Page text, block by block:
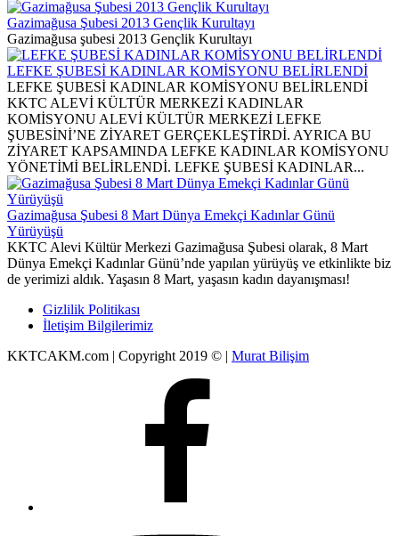
Gazimağusa Şubesi 2013 Gençlik Kurultayı
Gazimağusa şubesi 2013 Gençlik Kurultayı
LEFKE ŞUBESİ KADINLAR KOMİSYONU BELİRLENDİ
LEFKE ŞUBESİ KADINLAR KOMİSYONU BELİRLENDİ
KKTC ALEVİ KÜLTÜR MERKEZİ KADINLAR
KOMİSYONU ALEVİ KÜLTÜR MERKEZİ LEFKE
ŞUBESİNİ’NE ZİYARET GERÇEKLEŞTİRDİ. AYRICA BU
ZİYARET KAPSAMINDA LEFKE KADINLAR KOMİSYONU
YÖNETİMİ BELİRLENDİ. LEFKE ŞUBESİ KADINLAR...
Gazimağusa Şubesi 8 Mart Dünya Emekçi Kadınlar Günü
Yürüyüşü
KKTC Alevi Kültür Merkezi Gazimağusa Şubesi olarak, 8 Mart
Dünya Emekçi Kadınlar Günü’nde yapılan yürüyüş ve etkinlikte biz
de yerimizi aldık. Yaşasın 8 Mart, yaşasın kadın dayanışması!
Gizlilik Politikası
İletişim Bilgilerimiz
KKTCAKM.com | Copyright 2019 © | Murat Bilişim